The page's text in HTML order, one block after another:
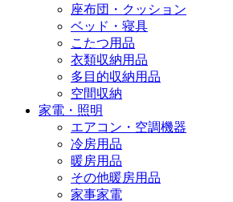
座布団・クッション
ベッド・寝具
こたつ用品
衣類収納用品
多目的収納用品
空間収納
家電・照明
エアコン・空調機器
冷房用品
暖房用品
その他暖房用品
家事家電